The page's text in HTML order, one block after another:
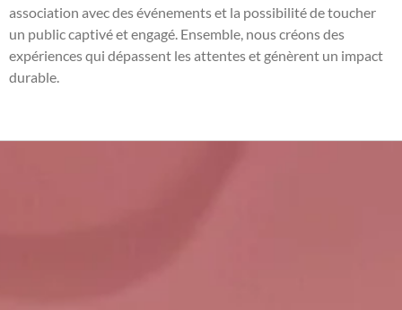
association avec des événements et la possibilité de toucher
un public captivé et engagé. Ensemble, nous créons des
expériences qui dépassent les attentes et génèrent un impact
durable.